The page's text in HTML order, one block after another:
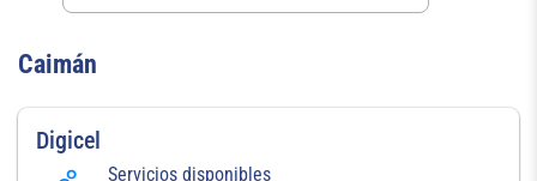
Caimán
Digicel
Servicios disponibles